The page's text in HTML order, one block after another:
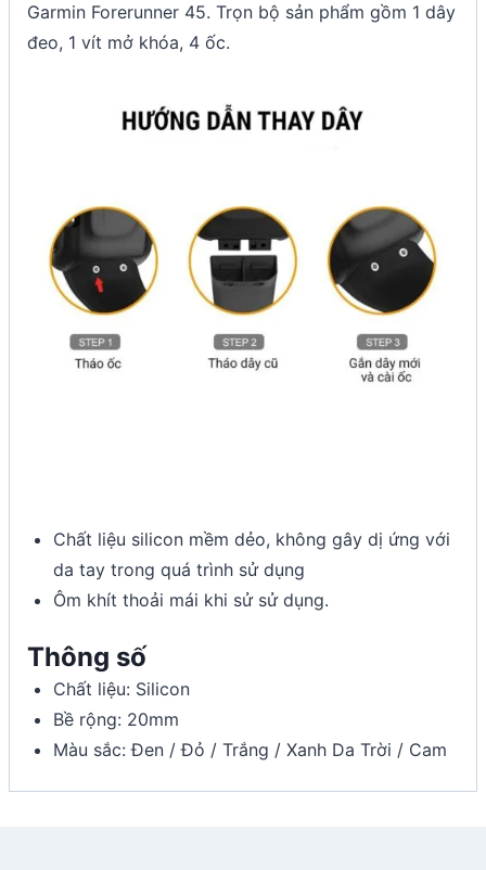
Garmin Forerunner 45. Trọn bộ sản phẩm gồm 1 dây
đeo, 1 vít mở khóa, 4 ốc.
Chất liệu silicon mềm dẻo, không gây dị ứng với
da tay trong quá trình sử dụng
Ôm khít thoải mái khi sử sử dụng.
Thông số
Chất liệu: Silicon
Bề rộng: 20mm
Màu sắc: Đen / Đỏ / Trắng / Xanh Da Trời / Cam